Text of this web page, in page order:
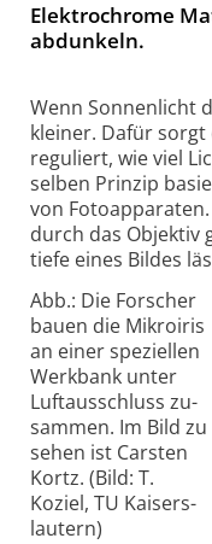
Elektrochrome
abdunkeln.
Wenn Sonnenlicht
kleiner. Dafür sorgt
regu­liert, wie viel
selben Prinzip
von
durch das Objektiv
tiefe eines Bildes
Abb.: Die Forscher
bauen die Mikro­iris
an einer spezi­ellen
Werk­bank unter
Luft­aus­schluss zu­
sammen. Im Bild zu
sehen ist Carsten
Kortz. (Bild: T.
Koziel, TU Kaisers­
lautern)